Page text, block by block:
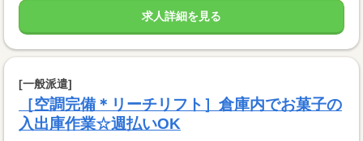
求人詳細を見る
[一般派遣]
［空調完備＊リーチリフト］倉庫内でお菓子の
入出庫作業☆週払いOK